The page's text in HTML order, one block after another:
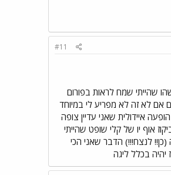
#11
שאני הכי אוהב בפורום: אווירה משהו שהייתי שמח לראות בפורום
אם לא זה לא מפריע לי במיוחד
שלי שזכו בתואר האיידול: אפס הופעה איידולית שאני עדיין צופה
אוף יו של קלי שופט שהייתי
לנצח!!!) הדבר שאני הכי
בכלל ליגה